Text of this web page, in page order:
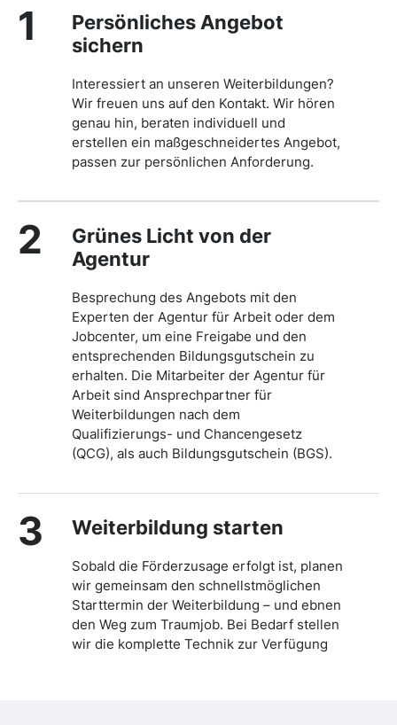
1
Persönliches Angebot
sichern
Interessiert an unseren Weiterbildungen?
Wir freuen uns auf den Kontakt. Wir hören
genau hin, beraten individuell und
erstellen ein maßgeschneidertes Angebot,
passen zur persönlichen Anforderung.
2
Grünes Licht von der
Agentur
Besprechung des Angebots mit den
Experten der Agentur für Arbeit oder dem
Jobcenter, um eine Freigabe und den
entsprechenden Bildungsgutschein zu
erhalten. Die Mitarbeiter der Agentur für
Arbeit sind Ansprechpartner für
Weiterbildungen nach dem
Qualifizierungs- und Chancengesetz
(QCG), als auch Bildungsgutschein (BGS).
3 Weiterbildung starten
Sobald die Förderzusage erfolgt ist, planen
wir gemeinsam den schnellstmöglichen
Starttermin der Weiterbildung – und ebnen
den Weg zum Traumjob. Bei Bedarf stellen
wir die komplette Technik zur Verfügung